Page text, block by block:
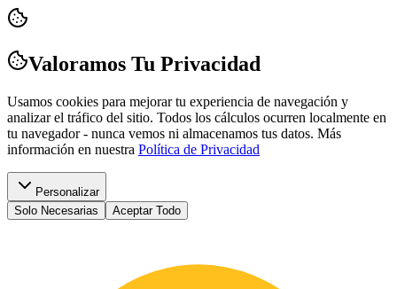
Valoramos Tu Privacidad
Usamos cookies para mejorar tu experiencia de navegación y
analizar el tráfico del sitio. Todos los cálculos ocurren localmente en
tu navegador - nunca vemos ni almacenamos tus datos. Más
información en nuestra Política de Privacidad
Personalizar
Solo Necesarias
Aceptar Todo